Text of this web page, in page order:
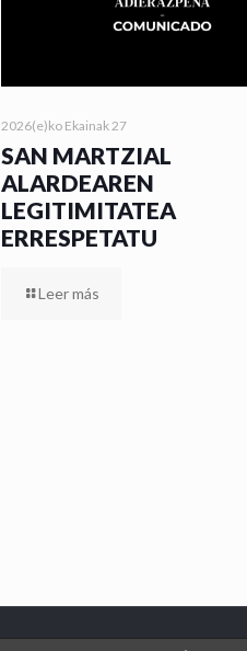
2026(e)ko Ekainak 27
SAN MARTZIAL
ALARDEAREN
LEGITIMITATEA
ERRESPETATU
Leer más